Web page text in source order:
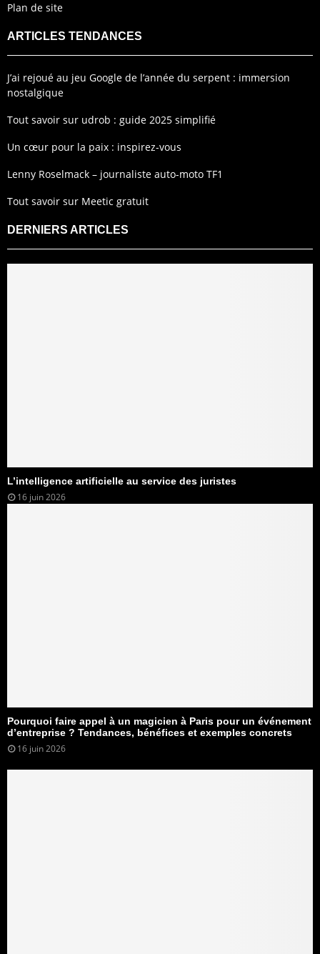
Plan de site
ARTICLES TENDANCES
J’ai rejoué au jeu Google de l’année du serpent : immersion
nostalgique
Tout savoir sur udrob : guide 2025 simplifié
Un cœur pour la paix : inspirez-vous
Lenny Roselmack – journaliste auto-moto TF1
Tout savoir sur Meetic gratuit
DERNIERS ARTICLES
L’intelligence artificielle au service des juristes
16 juin 2026
Pourquoi faire appel à un magicien à Paris pour un événement
d’entreprise ? Tendances, bénéfices et exemples concrets
16 juin 2026